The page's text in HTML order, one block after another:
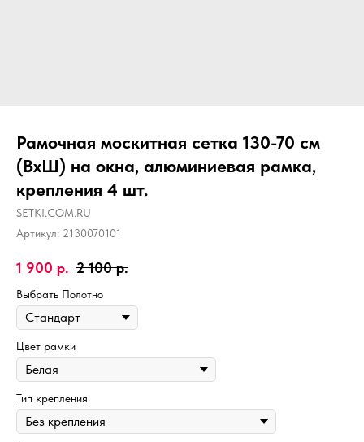
Рамочная москитная сетка 130-70 см
(ВхШ) на окна, алюминиевая рамка,
крепления 4 шт.
SETKI.COM.RU
Артикул: 2130070101
1 900 р. 2 100 р.
Выбрать Полотно
Цвет рамки
Тип крепления